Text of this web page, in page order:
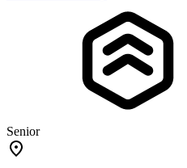
Senior